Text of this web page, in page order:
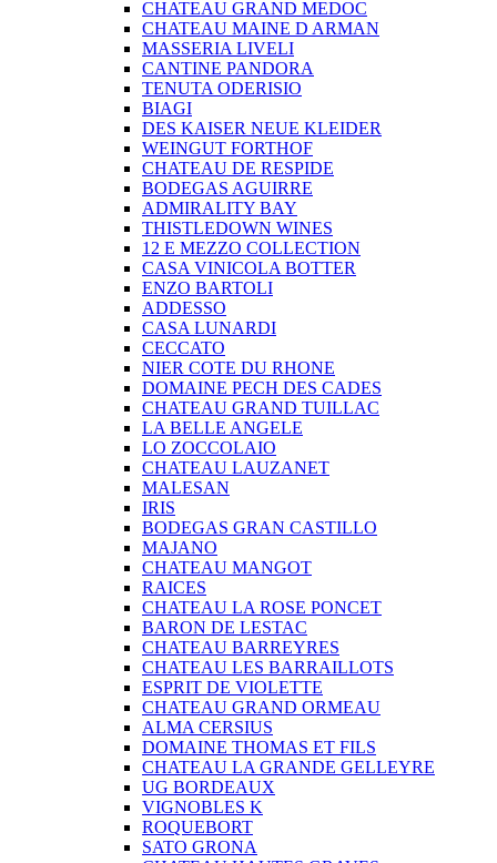
CHATEAU GRAND MEDOC
CHATEAU MAINE D ARMAN
MASSERIA LIVELI
CANTINE PANDORA
TENUTA ODERISIO
BIAGI
DES KAISER NEUE KLEIDER
WEINGUT FORTHOF
CHATEAU DE RESPIDE
BODEGAS AGUIRRE
ADMIRALITY BAY
THISTLEDOWN WINES
12 E MEZZO COLLECTION
CASA VINICOLA BOTTER
ENZO BARTOLI
ADDESSO
CASA LUNARDI
CECCATO
NIER COTE DU RHONE
DOMAINE PECH DES CADES
CHATEAU GRAND TUILLAC
LA BELLE ANGELE
LO ZOCCOLAIO
CHATEAU LAUZANET
MALESAN
IRIS
BODEGAS GRAN CASTILLO
MAJANO
CHATEAU MANGOT
RAICES
CHATEAU LA ROSE PONCET
BARON DE LESTAC
CHATEAU BARREYRES
CHATEAU LES BARRAILLOTS
ESPRIT DE VIOLETTE
CHATEAU GRAND ORMEAU
ALMA CERSIUS
DOMAINE THOMAS ET FILS
CHATEAU LA GRANDE GELLEYRE
UG BORDEAUX
VIGNOBLES K
ROQUEBORT
SATO GRONA